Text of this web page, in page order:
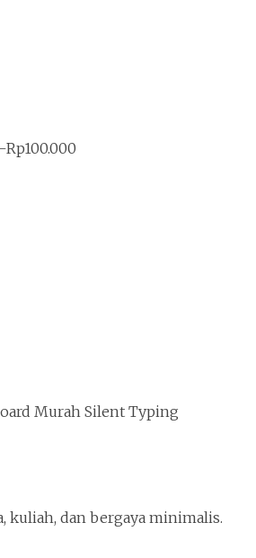
Murah Silent Typing
kuliah, dan bergaya minimalis.